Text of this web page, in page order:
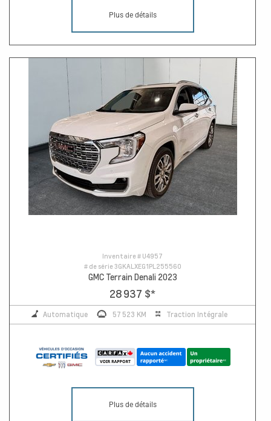
Plus de détails
Inventaire # U4957
# de série3GKALXEG1PL255560
GMC Terrain Denali 2023
28 937 $*
Automatique 57 523 KM Traction Intégrale
Plus de détails